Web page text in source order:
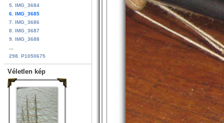
5. IMG_3684
6. IMG_3685
7. IMG_3686
8. IMG_3687
9. IMG_3688
298. P1050675
Véletlen kép